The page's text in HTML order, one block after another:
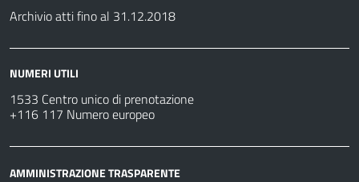
Archivio atti fino al 31.12.2018
NUMERI UTILI
1533 Centro unico di prenotazione
+116 117 Numero europeo
AMMINISTRAZIONE TRASPARENTE